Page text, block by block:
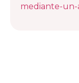
mediante-